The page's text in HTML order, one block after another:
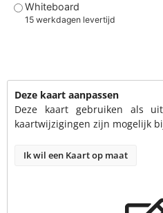
Whiteboard
15 werkdagen levertijd
Deze kaart aanpassen
Deze kaart gebruiken als
kaartwijzigingen zijn mogelijk
Ik wil een Kaart op maat